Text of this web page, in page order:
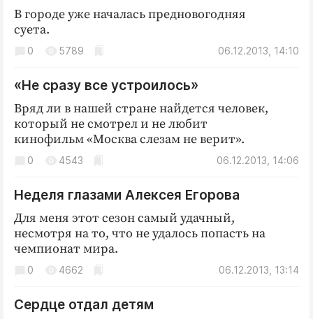
В городе уже началась предновогодняя
суета.
06.12.2013, 14:10
0 5789
«Не сразу все устроилось»
Вряд ли в нашей стране найдется человек,
который не смотрел и не любит
кинофильм «Москва слезам не верит».
06.12.2013, 14:06
0 4543
Неделя глазами Алексея Егорова
Для меня этот сезон самый удачный,
несмотря на то, что не удалось попасть на
чемпионат мира.
06.12.2013, 13:14
0 4662
Сердце отдал детям